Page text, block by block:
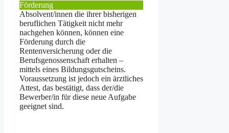
Förderung
Absolvent/innen die ihrer bisherigen
beruflichen Tätigkeit nicht mehr
nachgehen können, können eine
Förderung durch die
Rentenversicherung oder die
Berufsgenossenschaft erhalten –
mittels eines Bildungsgutscheins.
Voraussetzung ist jedoch ein ärztliches
Attest, das bestätigt, dass der/die
Bewerber/in für diese neue Aufgabe
geeignet sind.